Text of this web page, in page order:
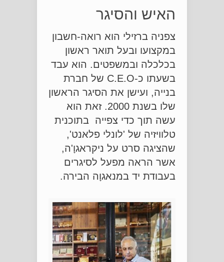
האיש והסיגר
צפניה ברזילי הוא רואה-חשבון
במקצועו ובעל תואר ראשון
בכלכלה ובמשפטים. הוא עבד
בשעתו כ-C.E.O של חברת
בנייה, ועישן את הסיגר הראשון
שלו בשנת 2000. זאת הוא
עשה תוך כדי צפייה בתוכנית
טלוויזיה של 'לונלי פלאנט',
שהציגה סרט על ניקראגוָ'ה,
אשר הראה מפעל לסיגרים
בעבודת יד במנאגוָה הבירה.